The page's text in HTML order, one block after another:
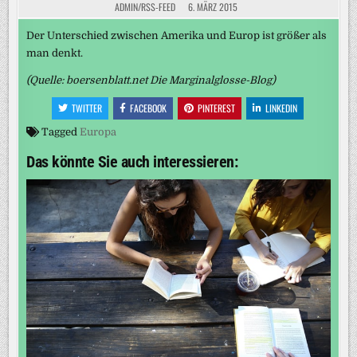
ADMIN/RSS-FEED 6. MÄRZ 2015
Der Unterschied zwischen Amerika und Europ ist größer als
man denkt.
(Quelle: boersenblatt.net Die Marginalglosse-Blog)
TWITTER FACEBOOK PINTEREST LINKEDIN
Tagged Europa
Das könnte Sie auch interessieren: